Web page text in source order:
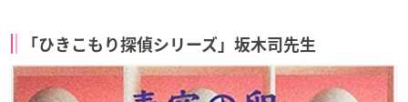
「ひきこもり探偵シリーズ」坂木司先生